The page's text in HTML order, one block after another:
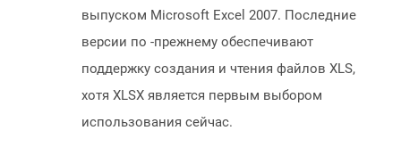
выпуском Microsoft Excel 2007. Последние
версии по -прежнему обеспечивают
поддержку создания и чтения файлов XLS,
хотя XLSX является первым выбором
использования сейчас.